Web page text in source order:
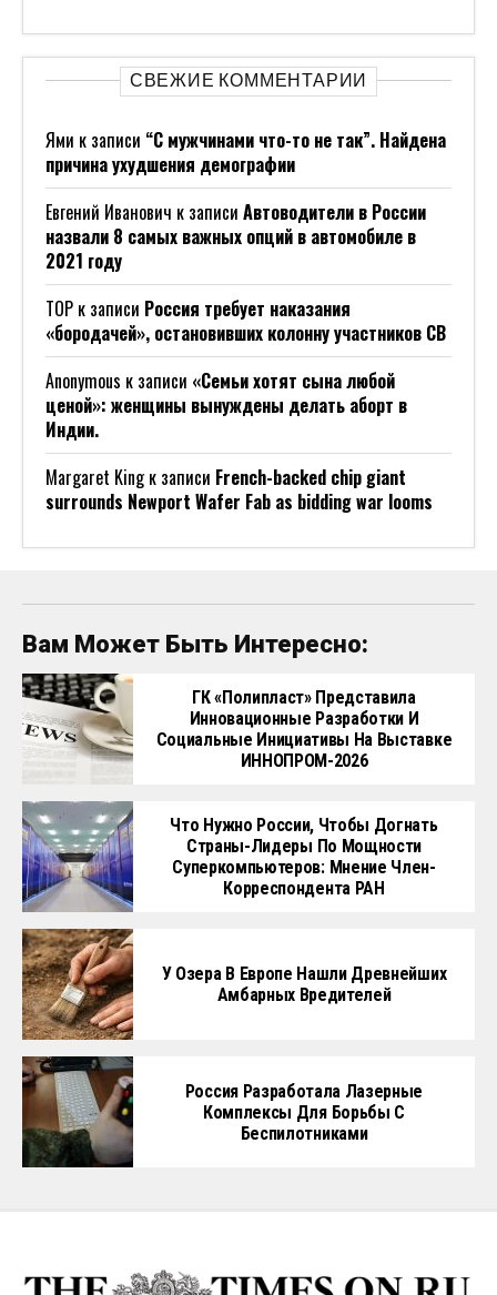
СВЕЖИЕ КОММЕНТАРИИ
Ями к записи “С мужчинами что-то не так”. Найдена
причина ухудшения демографии
Евгений Иванович к записи Автоводители в России
назвали 8 самых важных опций в автомобиле в
2021 году
ТОР к записи Россия требует наказания
«бородачей», остановивших колонну участников СВ
Anonymous к записи «Семьи хотят сына любой
ценой»: женщины вынуждены делать аборт в
Индии.
Margaret Kingк записи French-backed chip giant
surrounds Newport Wafer Fab as bidding war looms
Вам Может Быть Интересно:
ГК «Полипласт» Представила
Инновационные Разработки И
Социальные Инициативы На Выставке
ИННОПРОМ-2026
Что Нужно России, Чтобы Догнать
Страны-Лидеры По Мощности
Суперкомпьютеров: Мнение Член-
Корреспондента РАН
У Озера В Европе Нашли Древнейших
Амбарных Вредителей
Россия Разработала Лазерные
Комплексы Для Борьбы С
Беспилотниками